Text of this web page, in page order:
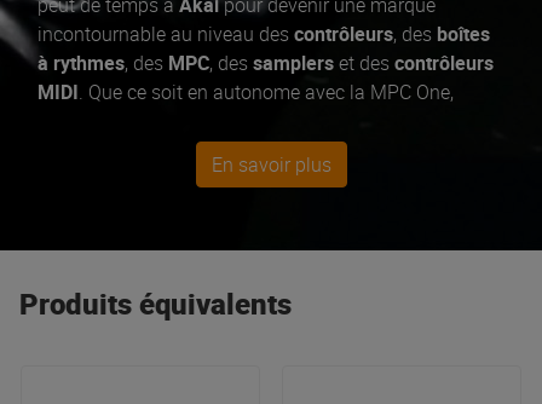
incontournable au niveau des contrôleurs, des boîtes
à rythmes, des MPC, des samplerset des contrôleurs
MIDI. Que ce soit en autonome avec la MPC One,
ordinateur pour prendre le contrôle de vos
instruments virtuels avec les MPK Mini,
de padorientéstudio, Akai Professional a de quoi
satisfaire tous les besoins en matière de
En savoir plus
Produits équivalents